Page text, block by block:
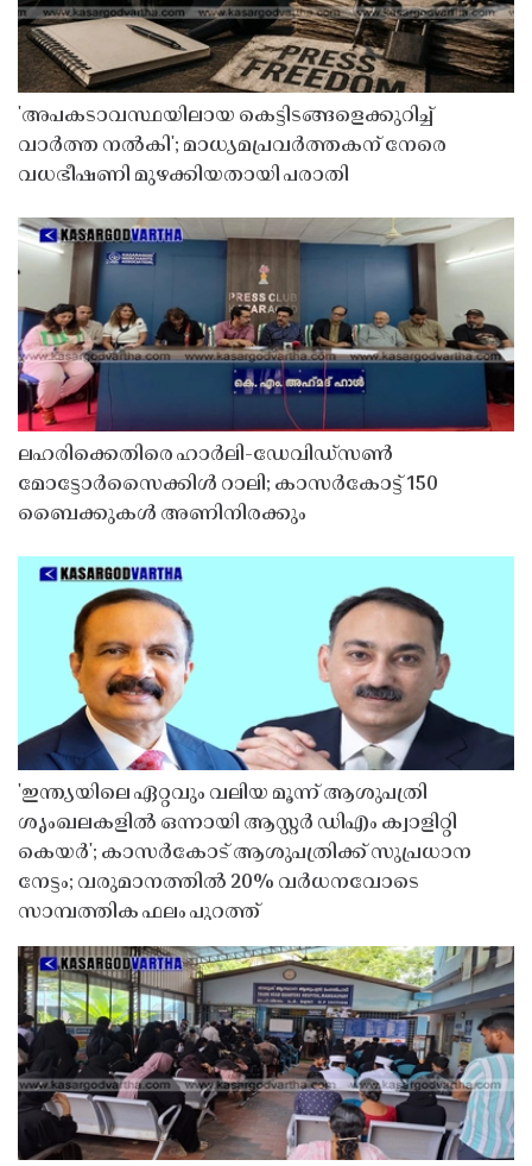
'അപകടാവസ്ഥയിലായ കെട്ടിടങ്ങളെക്കുറിച്ച്
വാർത്ത നൽകി'; മാധ്യമപ്രവർത്തകന് നേരെ
വധഭീഷണി മുഴക്കിയതായി പരാതി
ലഹരിക്കെതിരെ ഹാർലി-ഡേവിഡ്‌സൺ
മോട്ടോർസൈക്കിൾ റാലി; കാസർകോട്ട് 150
ബൈക്കുകൾ അണിനിരക്കും
'ഇന്ത്യയിലെ ഏറ്റവും വലിയ മൂന്ന് ആശുപത്രി
ശൃംഖലകളിൽ ഒന്നായി ആസ്റ്റർ ഡിഎം ക്വാളിറ്റി
കെയർ'; കാസർകോട് ആശുപത്രിക്ക് സുപ്രധാന
നേട്ടം; വരുമാനത്തിൽ 20% വർധനവോടെ
സാമ്പത്തിക ഫലം പുറത്ത്